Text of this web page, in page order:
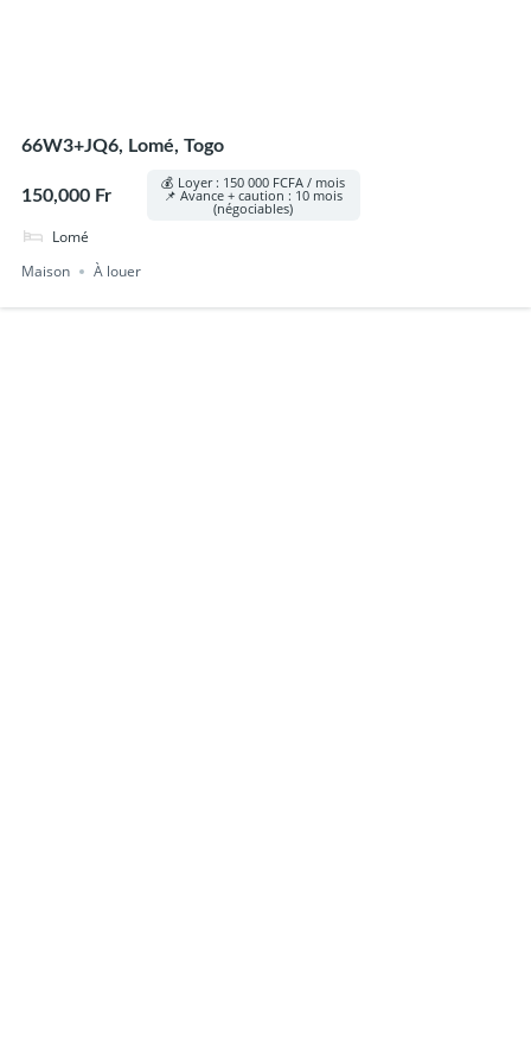
66W3+JQ6, Lomé, Togo
150,000 Fr
💰 Loyer : 150 000 FCFA / mois
📌 Avance + caution : 10 mois
(négociables)
Lomé
Maison
À louer